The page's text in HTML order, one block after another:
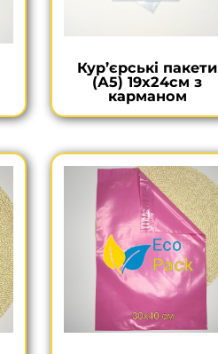
Кур’єрські пакети
(А5) 19х24см з
карманом